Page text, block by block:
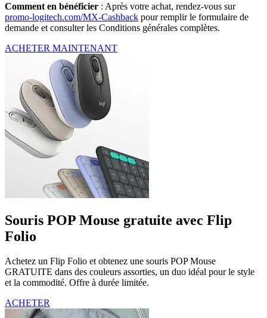
Comment en bénéficier : Après votre achat, rendez-vous sur
promo-logitech.com/MX-Cashback pour remplir le formulaire de
demande et consulter les Conditions générales complètes.
ACHETER MAINTENANT
Souris POP Mouse gratuite avec Flip
Folio
Achetez un Flip Folio et obtenez une souris POP Mouse
GRATUITE dans des couleurs assorties, un duo idéal pour le style
et la commodité. Offre à durée limitée.
ACHETER